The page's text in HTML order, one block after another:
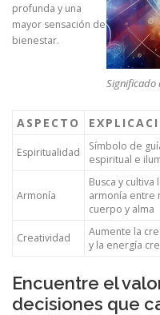
Significado
profunda y una
mayor sensación de
bienestar.
ASPECTO
Espiritualidad
Símbolo de
espiritual e
Armonía
Busca y cultiva
armonía entre
cuerpo y alma
Creatividad
Aumente la
y la energía
Encuentre el
decisiones que